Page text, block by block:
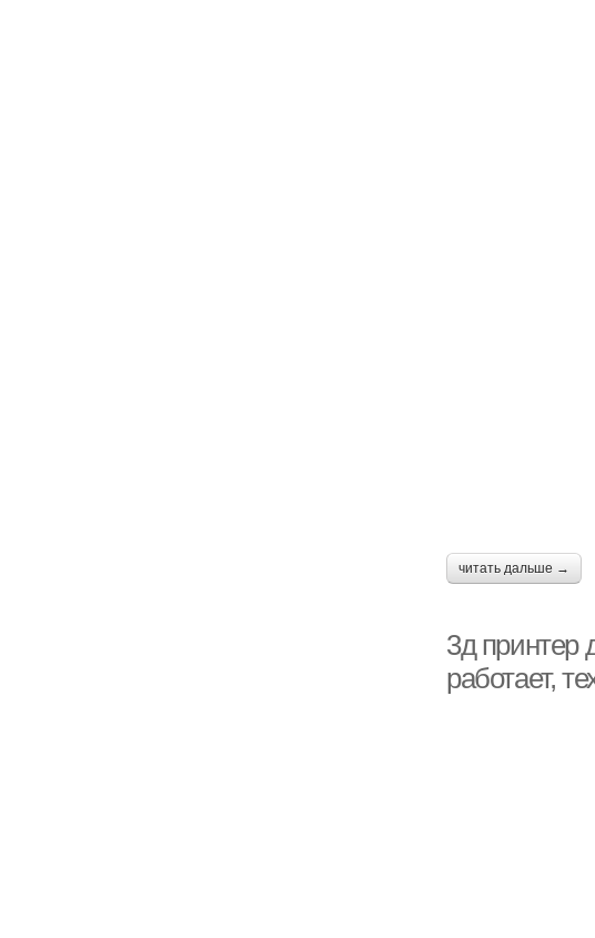
читать дальше →
3д принтер
работает,